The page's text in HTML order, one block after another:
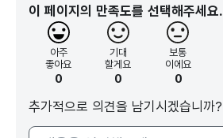
이 페이지의 만족도를 선택해주세요.
아주
좋아요
0
기대
할게요
0
보통
이에요
0
추가적으로 의견을 남기시겠습니까?